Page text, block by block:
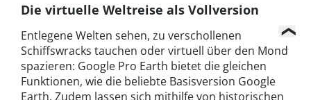
Die virtuelle Weltreise als Vollversion
Entlegene Welten sehen, zu verschollenen
Schiffswracks tauchen oder virtuell über den Mond
spazieren: Google Pro Earth bietet die gleichen
Funktionen, wie die beliebte Basisversion Google
Earth. Zudem lassen sich mithilfe von historischen